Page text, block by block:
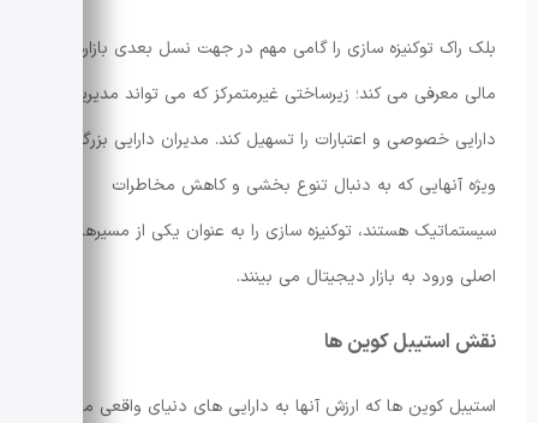
بلک راک توکنیزه سازی را گامی مهم در جهت نسل بعدی بازارهای
مالی معرفی می کند؛ زیرساختی غیرمتمرکز که می تواند مدیریت
دارایی خصوصی و اعتبارات را تسهیل کند. مدیران دارایی بزرگ، به
ویژه آنهایی که به دنبال تنوع بخشی و کاهش مخاطرات
سیستماتیک هستند، توکنیزه سازی را به عنوان یکی از مسیرهای
اصلی ورود به بازار دیجیتال می بینند.
نقش استیبل کوین ها
استیبل کوین ها که ارزش آنها به دارایی های دنیای واقعی مانند